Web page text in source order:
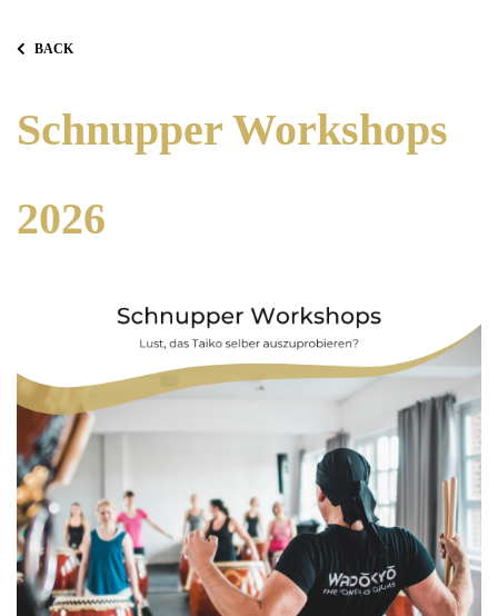
BACK
Schnupper Workshops
2026